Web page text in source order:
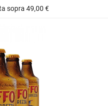
sopra 49,00 €